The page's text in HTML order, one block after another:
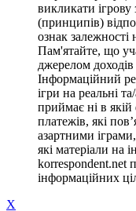
викликати
(принципів)
ознак залежності
Пам'ятайте, що
джерелом
Інформаційний
ігри на реальні
приймає ні в
платежів, які
азартними
які матеріали на
korrespondent.net
інформаційних
X